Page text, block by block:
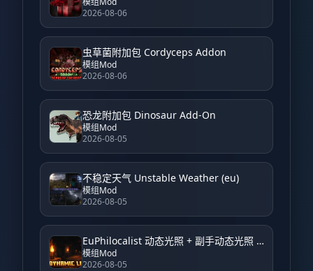
2026-08-06
虫草菌附加包 Cordyceps Addon
模组Mod
2026-08-06
恐龙附加包 Dinosaur Add-On
模组Mod
2026-08-05
不稳定天气 Unstable Weather (eu)
模组Mod
2026-08-05
EuPhilocalist 动态光照 + 副手动态光照 EuPhilocalist Dynamic Light + Offhand Dynamic Light
模组Mod
2026-08-05